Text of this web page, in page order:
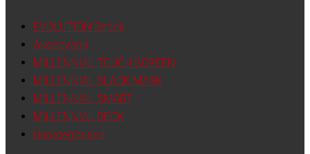
EVOLUTION Snack
Аксесуари
MILLENNIAL TOUCH SCREEN
MILLENNIAL BLACK MASK
MILLENNIAL SMART
MILLENNIAL DECK
Uncategorized